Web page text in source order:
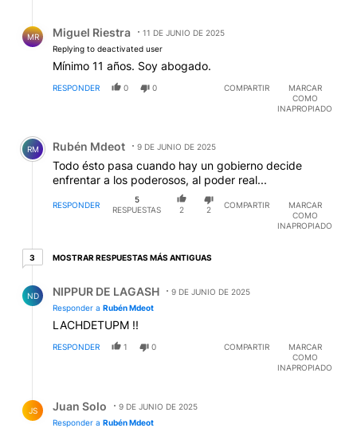
MR Miguel Riestra
11 DE JUNIO DE 2025
Replying to deactivated user
Mínimo 11 años. Soy abogado.
RESPONDER 0 0 COMPARTIR
MARCAR
COMO
INAPROPIADO
Comentario de Rubén Mdeot.
RM Rubén Mdeot 9 DE JUNIO DE 2025
Todo ésto pasa cuando hay un gobierno decide
enfrentar a los poderosos, al poder real...
RESPONDER
5
RESPUESTAS
2 2
COMPARTIR
MARCAR
COMO
INAPROPIADO
33 respuestas más antiguas
MOSTRAR RESPUESTAS MÁS ANTIGUAS
ND NIPPUR DE LAGASH
9 DE JUNIO DE 2025
Responder a Rubén Mdeot
LACHDETUPM !!
RESPONDER 1 0 COMPARTIR
MARCAR
COMO
INAPROPIADO
JS Juan Solo
9 DE JUNIO DE 2025
Responder a Rubén Mdeot